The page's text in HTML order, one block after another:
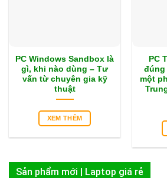
PC Windows Sandbox là
gì, khi nào dùng – Tư
vấn từ chuyên gia kỹ
thuật
XEM THÊM
PC
đúng
một
Sản phẩm mới | Laptop giá rẻ